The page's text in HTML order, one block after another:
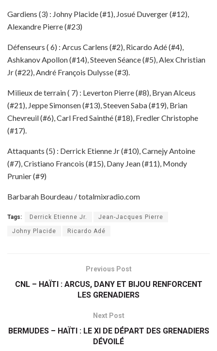
Gardiens (3) : Johny Placide (#1), Josué Duverger (#12),
Alexandre Pierre (#23)
Défenseurs ( 6) : Arcus Carlens (#2), Ricardo Adé (#4),
Ashkanov Apollon (#14), Steeven Séance (#5), Alex Christian
Jr (#22), André François Dulysse (#3).
Milieux de terrain ( 7) : Leverton Pierre (#8), Bryan Alceus
(#21), Jeppe Simonsen (#13), Steeven Saba (#19), Brian
Chevreuil (#6), Carl Fred Sainthé (#18), Fredler Christophe
(#17).
Attaquants (5) : Derrick Etienne Jr (#10), Carnejy Antoine
(#7), Cristiano Francois (#15), Dany Jean (#11), Mondy
Prunier (#9)
Barbarah Bourdeau / totalmixradio.com
Tags: Derrick Etienne Jr. Jean-Jacques Pierre
Johny Placide Ricardo Adé
Previous Post
CNL – HAÏTI : ARCUS, DANY ET BIJOU RENFORCENT
LES GRENADIERS
Next Post
BERMUDES – HAÏTI : LE XI DE DÉPART DES GRENADIERS
DÉVOILÉ